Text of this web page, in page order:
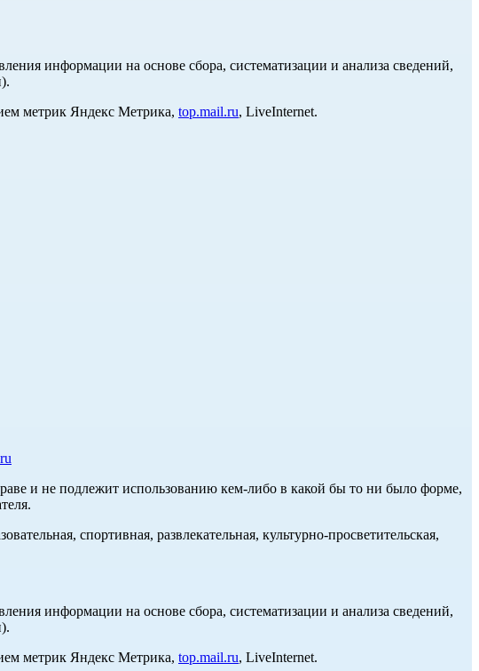
информации на основе сбора, систематизации и анализа сведений,
метрик Яндекс Метрика, top.mail.ru, LiveInternet.
и не подлежит использованию кем-либо в какой бы то ни было форме,
спортивная, развлекательная, культурно-просветительская,
информации на основе сбора, систематизации и анализа сведений,
метрик Яндекс Метрика, top.mail.ru, LiveInternet.